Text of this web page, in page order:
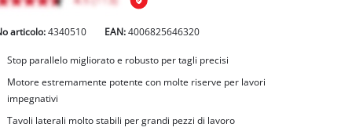
articolo: 4340510 EAN:4006825646320
Stop parallelo migliorato e robusto per tagli precisi
Motore estremamente potente con molte riserve per lavori
impegnativi
Tavoli laterali molto stabili per grandi pezzi di lavoro